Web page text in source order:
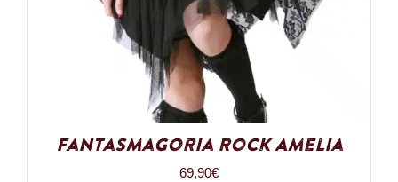
Fantasmagoria Rock Amelia
69,90€